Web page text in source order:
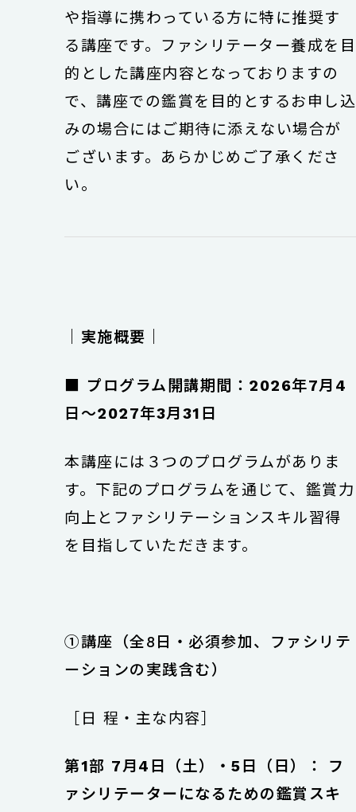
や指導に携わっている方に特に推奨す
る講座です。ファシリテーター養成を目
的とした講座内容となっておりますの
で、講座での鑑賞を目的とするお申し込
みの場合にはご期待に添えない場合が
ございます。あらかじめご了承くださ
い。
｜実施概要｜
プログラム開講期間：2026年7月4
日〜2027年3月31日
本講座には３つのプログラムがありま
す。下記のプログラムを通じて、鑑賞力
向上とファシリテーションスキル習得
を目指していただきます。
①講座（全8日・必須参加、ファシリテ
ーションの実践含む）
［日 程・主な内容］
第1部 7月4日（土）・5日（日）： フ
ァシリテーターになるための鑑賞スキ